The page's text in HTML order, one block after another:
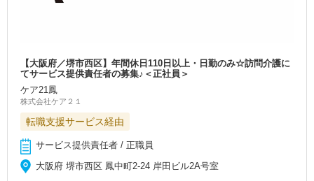
【大阪府／堺市西区】年間休日110日以上・日勤のみ☆訪問介護に
てサービス提供責任者の募集♪＜正社員＞
ケア21鳳
株式会社ケア２１
転職支援サービス経由
サービス提供責任者 / 正職員
大阪府 堺市西区 鳳中町2-24 岸田ビル2A号室